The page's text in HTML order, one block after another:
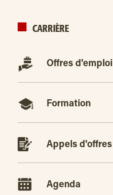
CARRIÈRE
Offres d'emploi
Formation
Appels d'offres
Agenda